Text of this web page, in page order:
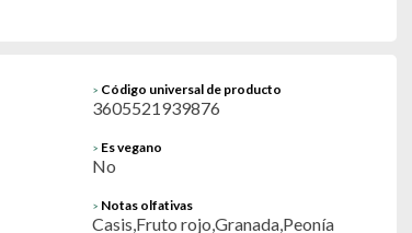
> Código universal de producto
3605521939876
> Es vegano
No
> Notas olfativas
Casis,Fruto rojo,Granada,Peonía